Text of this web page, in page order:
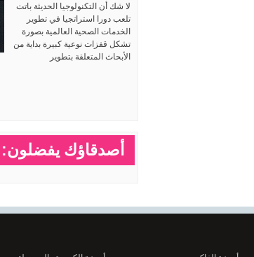
لا شك أن التكنولوجيا الحديثة باتت
تلعب دورا استراتجيا في تطوير
الخدمات الصحية العالمية بصورة
تشكل قفزات نوعية كبيرة بداية من
الأبحاث المتعلقة بتطوير
أصدقاؤك يفضلون: